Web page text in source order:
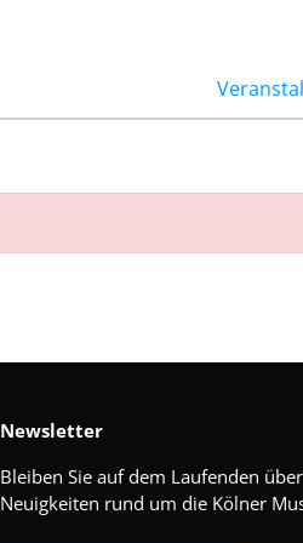
Newsletter
Bleiben Sie auf dem Laufenden
Neuigkeiten rund um die Kölner